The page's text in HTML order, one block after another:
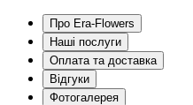
Про Era-Flowers
Наші послуги
Оплата та доставка
Відгуки
Фотогалерея